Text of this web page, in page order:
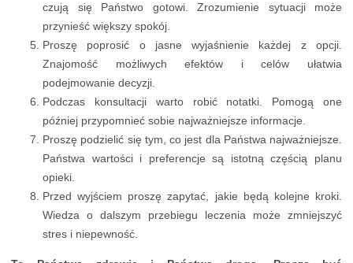
czują się Państwo gotowi. Zrozumienie sytuacji może
przynieść większy spokój.
Proszę poprosić o jasne wyjaśnienie każdej z opcji.
Znajomość możliwych efektów i celów ułatwia
podejmowanie decyzji.
Podczas konsultacji warto robić notatki. Pomogą one
później przypomnieć sobie najważniejsze informacje.
Proszę podzielić się tym, co jest dla Państwa najważniejsze.
Państwa wartości i preferencje są istotną częścią planu
opieki.
Przed wyjściem proszę zapytać, jakie będą kolejne kroki.
Wiedza o dalszym przebiegu leczenia może zmniejszyć
stres i niepewność.